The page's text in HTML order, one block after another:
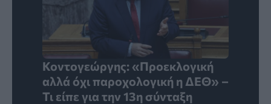
Κοντογεώργης: «Προεκλογική
αλλά όχι παροχολογική η ΔΕΘ» –
Τι είπε για την 13η σύνταξη